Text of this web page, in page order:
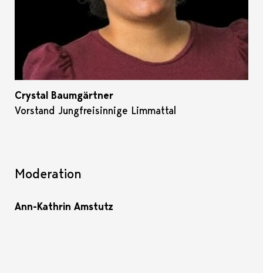
Crystal Baumgärtner
Vorstand Jungfreisinnige Limmattal
Moderation
Ann-Kathrin Amstutz